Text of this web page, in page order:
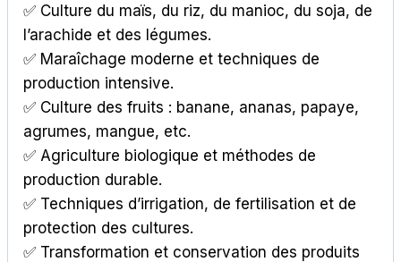
✅ Culture du maïs, du riz, du manioc, du soja, de
l’arachide et des légumes.
✅ Maraîchage moderne et techniques de
production intensive.
✅ Culture des fruits : banane, ananas, papaye,
agrumes, mangue, etc.
✅ Agriculture biologique et méthodes de
production durable.
✅ Techniques d’irrigation, de fertilisation et de
protection des cultures.
✅ Transformation et conservation des produits